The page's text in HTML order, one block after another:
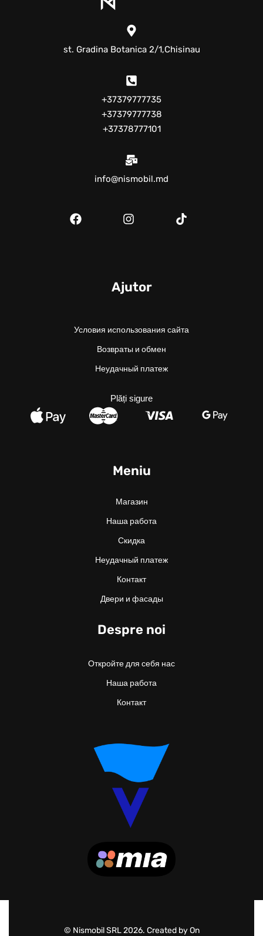
st. Gradina Botanica 2/1,Chisinau
+37379777735
+37379777738
+37378777101
info@nismobil.md
Meniu
Магазин
Наша работа
Скидка
Неудачный платеж
Контакт
Двери и фасады
Despre noi
Откройте для себя нас
Наша работа
Контакт
Ajutor
Условия использования сайта
Возвраты и обмен
Неудачный платеж
Plăți sigure
© Nismobil SRL 2026. Created by On